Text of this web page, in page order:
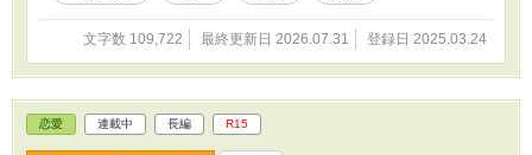
文字数 109,722 最終更新日 2026.07.31 登録日 2025.03.24
恋愛 連載中 長編 R15